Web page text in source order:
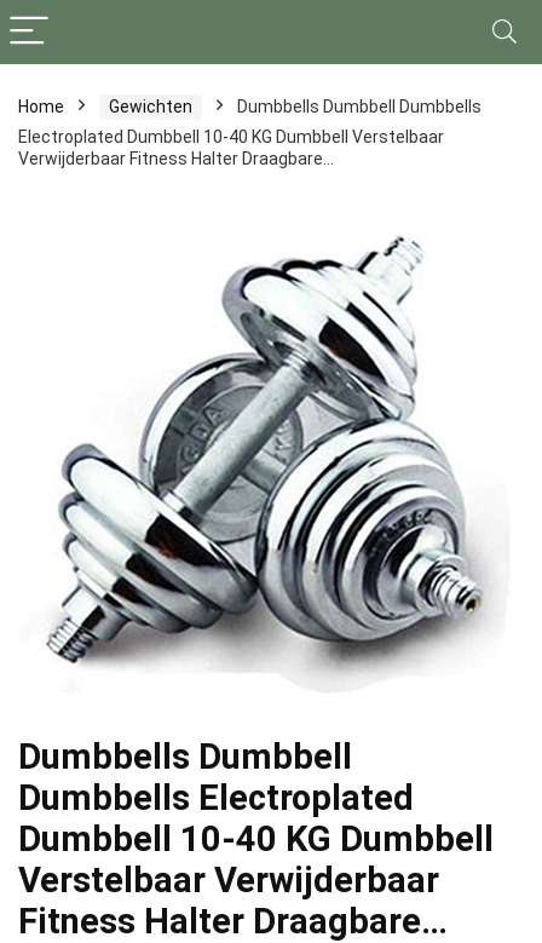
Home Gewichten
Dumbbells Dumbbell Dumbbells
Electroplated Dumbbell 10-40 KG Dumbbell Verstelbaar
Verwijderbaar Fitness Halter Draagbare…
Dumbbells Dumbbell
Dumbbells Electroplated
Dumbbell 10-40 KG Dumbbell
Verstelbaar Verwijderbaar
Fitness Halter Draagbare…